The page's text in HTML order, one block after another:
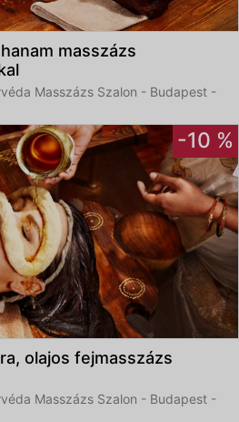
masszázs
Masszázs Szalon - Budapest -
-10 %
olajos fejmasszázs
Masszázs Szalon - Budapest -